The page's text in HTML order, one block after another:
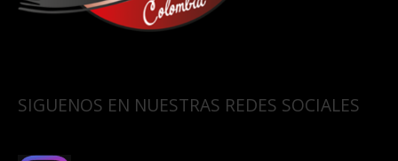
SIGUENOS EN NUESTRAS REDES SOCIALES